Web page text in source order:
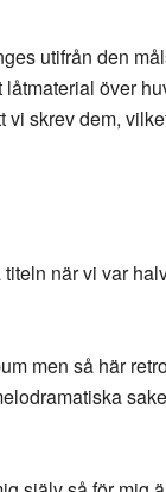
utifrån den
över
skrev dem,
när vi var
men så här